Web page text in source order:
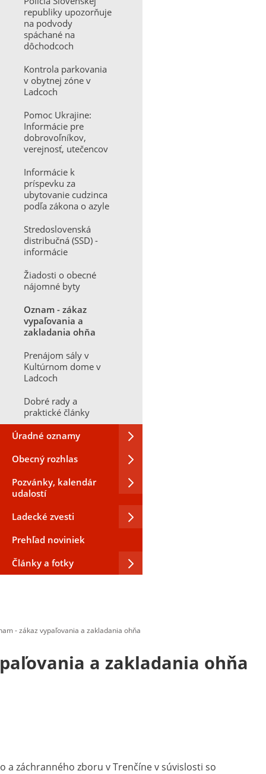
republiky upozorňuje
na podvody
spáchané na
dôchodcoch
Kontrola parkovania
v obytnej zóne v
Ladcoch
Pomoc Ukrajine:
Informácie pre
dobrovoľníkov,
verejnosť, utečencov
Informácie k
príspevku za
ubytovanie cudzinca
podľa zákona o azyle
Stredoslovenská
distribučná (SSD) -
informácie
Žiadosti o obecné
nájomné byty
Oznam - zákaz
vypaľovania a
zakladania ohňa
Prenájom sály v
Kultúrnom dome v
Ladcoch
Dobré rady a
praktické články
Úradné oznamy
Obecný rozhlas
Pozvánky, kalendár
udalostí
Ladecké zvesti
Prehľad noviniek
Články a fotky
- zákaz vypaľovania a zakladania ohňa
a zakladania ohňa
a záchranného zboru v Trenčíne v súvislosti so